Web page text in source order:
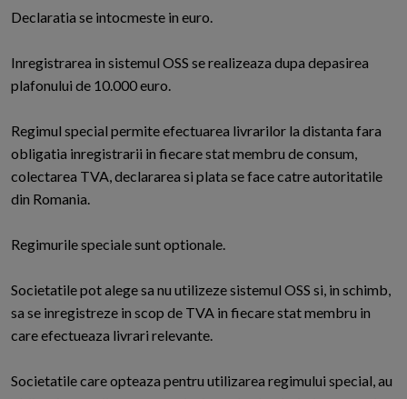
Declaratia se intocmeste in euro.
Inregistrarea in sistemul OSS se realizeaza dupa depasirea
plafonului de 10.000 euro.
Regimul special permite efectuarea livrarilor la distanta fara
obligatia inregistrarii in fiecare stat membru de consum,
colectarea TVA, declararea si plata se face catre autoritatile
din Romania.
Regimurile speciale sunt optionale.
Societatile pot alege sa nu utilizeze sistemul OSS si, in schimb,
sa se inregistreze in scop de TVA in fiecare stat membru in
care efectueaza livrari relevante.
Societatile care opteaza pentru utilizarea regimului special, au